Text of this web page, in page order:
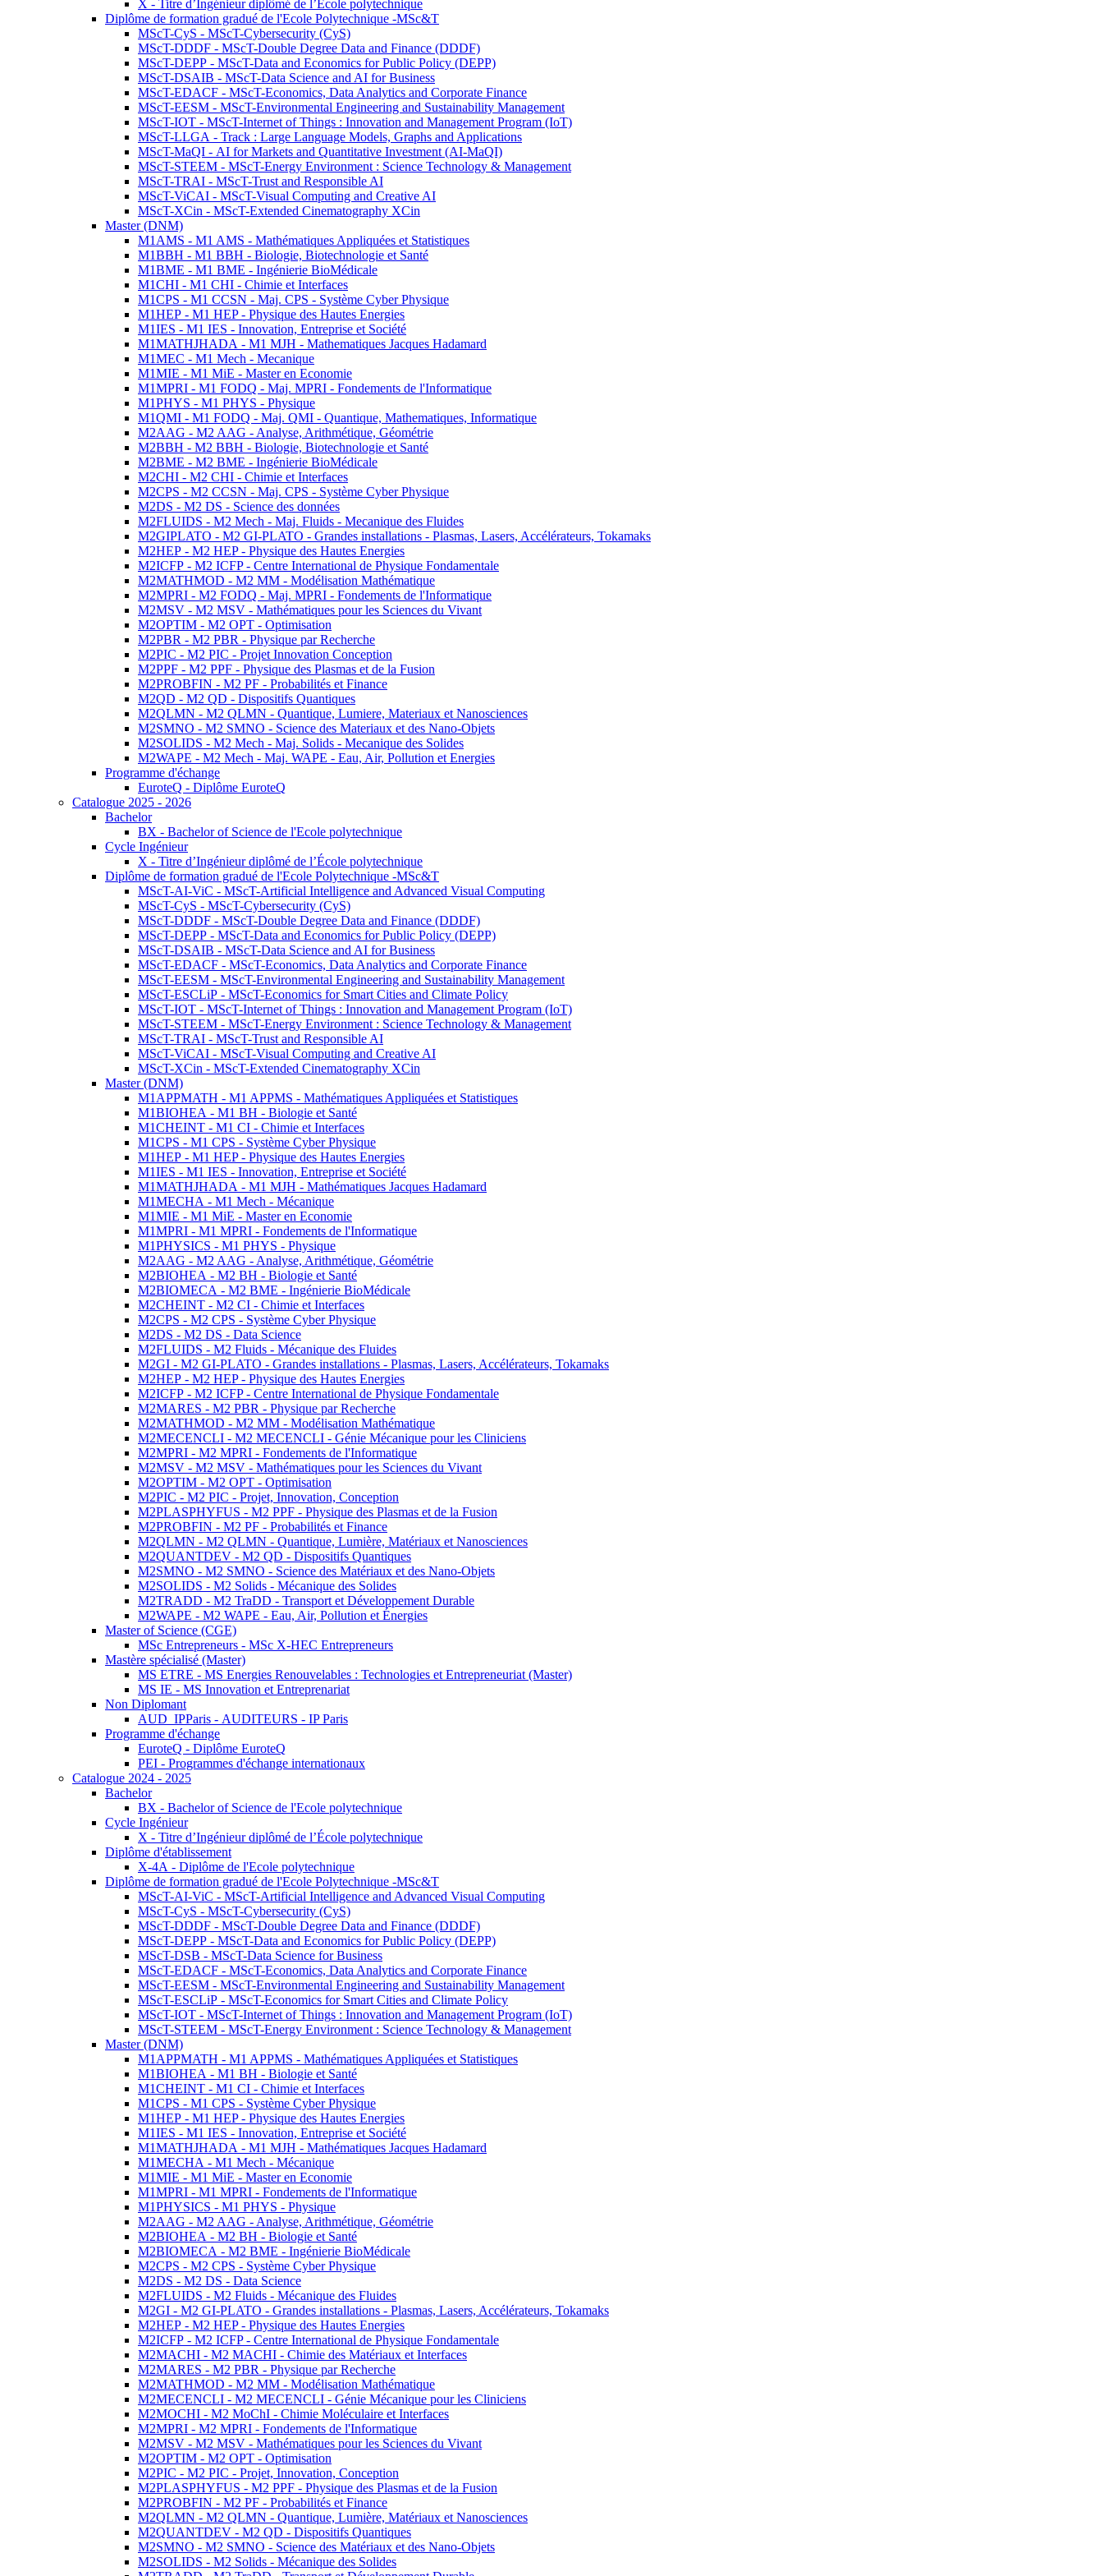
X - Titre d’Ingénieur diplômé de l’École polytechnique
Diplôme de formation gradué de l'Ecole Polytechnique -MSc&T
MScT-CyS - MScT-Cybersecurity (CyS)
MScT-DDDF - MScT-Double Degree Data and Finance (DDDF)
MScT-DEPP - MScT-Data and Economics for Public Policy (DEPP)
MScT-DSAIB - MScT-Data Science and AI for Business
MScT-EDACF - MScT-Economics, Data Analytics and Corporate Finance
MScT-EESM - MScT-Environmental Engineering and Sustainability Management
MScT-IOT - MScT-Internet of Things : Innovation and Management Program (IoT)
MScT-LLGA - Track : Large Language Models, Graphs and Applications
MScT-MaQI - AI for Markets and Quantitative Investment (AI-MaQI)
MScT-STEEM - MScT-Energy Environment : Science Technology & Management
MScT-TRAI - MScT-Trust and Responsible AI
MScT-ViCAI - MScT-Visual Computing and Creative AI
MScT-XCin - MScT-Extended Cinematography XCin
Master (DNM)
M1AMS - M1 AMS - Mathématiques Appliquées et Statistiques
M1BBH - M1 BBH - Biologie, Biotechnologie et Santé
M1BME - M1 BME - Ingénierie BioMédicale
M1CHI - M1 CHI - Chimie et Interfaces
M1CPS - M1 CCSN - Maj. CPS - Système Cyber Physique
M1HEP - M1 HEP - Physique des Hautes Energies
M1IES - M1 IES - Innovation, Entreprise et Société
M1MATHJHADA - M1 MJH - Mathematiques Jacques Hadamard
M1MEC - M1 Mech - Mecanique
M1MIE - M1 MiE - Master en Economie
M1MPRI - M1 FODQ - Maj. MPRI - Fondements de l'Informatique
M1PHYS - M1 PHYS - Physique
M1QMI - M1 FODQ - Maj. QMI - Quantique, Mathematiques, Informatique
M2AAG - M2 AAG - Analyse, Arithmétique, Géométrie
M2BBH - M2 BBH - Biologie, Biotechnologie et Santé
M2BME - M2 BME - Ingénierie BioMédicale
M2CHI - M2 CHI - Chimie et Interfaces
M2CPS - M2 CCSN - Maj. CPS - Système Cyber Physique
M2DS - M2 DS - Science des données
M2FLUIDS - M2 Mech - Maj. Fluids - Mecanique des Fluides
M2GIPLATO - M2 GI-PLATO - Grandes installations - Plasmas, Lasers, Accélérateurs, Tokamaks
M2HEP - M2 HEP - Physique des Hautes Energies
M2ICFP - M2 ICFP - Centre International de Physique Fondamentale
M2MATHMOD - M2 MM - Modélisation Mathématique
M2MPRI - M2 FODQ - Maj. MPRI - Fondements de l'Informatique
M2MSV - M2 MSV - Mathématiques pour les Sciences du Vivant
M2OPTIM - M2 OPT - Optimisation
M2PBR - M2 PBR - Physique par Recherche
M2PIC - M2 PIC - Projet Innovation Conception
M2PPF - M2 PPF - Physique des Plasmas et de la Fusion
M2PROBFIN - M2 PF - Probabilités et Finance
M2QD - M2 QD - Dispositifs Quantiques
M2QLMN - M2 QLMN - Quantique, Lumiere, Materiaux et Nanosciences
M2SMNO - M2 SMNO - Science des Materiaux et des Nano-Objets
M2SOLIDS - M2 Mech - Maj. Solids - Mecanique des Solides
M2WAPE - M2 Mech - Maj. WAPE - Eau, Air, Pollution et Energies
Programme d'échange
EuroteQ - Diplôme EuroteQ
Catalogue 2025 - 2026
Bachelor
BX - Bachelor of Science de l'Ecole polytechnique
Cycle Ingénieur
X - Titre d’Ingénieur diplômé de l’École polytechnique
Diplôme de formation gradué de l'Ecole Polytechnique -MSc&T
MScT-AI-ViC - MScT-Artificial Intelligence and Advanced Visual Computing
MScT-CyS - MScT-Cybersecurity (CyS)
MScT-DDDF - MScT-Double Degree Data and Finance (DDDF)
MScT-DEPP - MScT-Data and Economics for Public Policy (DEPP)
MScT-DSAIB - MScT-Data Science and AI for Business
MScT-EDACF - MScT-Economics, Data Analytics and Corporate Finance
MScT-EESM - MScT-Environmental Engineering and Sustainability Management
MScT-ESCLiP - MScT-Economics for Smart Cities and Climate Policy
MScT-IOT - MScT-Internet of Things : Innovation and Management Program (IoT)
MScT-STEEM - MScT-Energy Environment : Science Technology & Management
MScT-TRAI - MScT-Trust and Responsible AI
MScT-ViCAI - MScT-Visual Computing and Creative AI
MScT-XCin - MScT-Extended Cinematography XCin
Master (DNM)
M1APPMATH - M1 APPMS - Mathématiques Appliquées et Statistiques
M1BIOHEA - M1 BH - Biologie et Santé
M1CHEINT - M1 CI - Chimie et Interfaces
M1CPS - M1 CPS - Système Cyber Physique
M1HEP - M1 HEP - Physique des Hautes Energies
M1IES - M1 IES - Innovation, Entreprise et Société
M1MATHJHADA - M1 MJH - Mathématiques Jacques Hadamard
M1MECHA - M1 Mech - Mécanique
M1MIE - M1 MiE - Master en Economie
M1MPRI - M1 MPRI - Fondements de l'Informatique
M1PHYSICS - M1 PHYS - Physique
M2AAG - M2 AAG - Analyse, Arithmétique, Géométrie
M2BIOHEA - M2 BH - Biologie et Santé
M2BIOMECA - M2 BME - Ingénierie BioMédicale
M2CHEINT - M2 CI - Chimie et Interfaces
M2CPS - M2 CPS - Système Cyber Physique
M2DS - M2 DS - Data Science
M2FLUIDS - M2 Fluids - Mécanique des Fluides
M2GI - M2 GI-PLATO - Grandes installations - Plasmas, Lasers, Accélérateurs, Tokamaks
M2HEP - M2 HEP - Physique des Hautes Energies
M2ICFP - M2 ICFP - Centre International de Physique Fondamentale
M2MARES - M2 PBR - Physique par Recherche
M2MATHMOD - M2 MM - Modélisation Mathématique
M2MECENCLI - M2 MECENCLI - Génie Mécanique pour les Cliniciens
M2MPRI - M2 MPRI - Fondements de l'Informatique
M2MSV - M2 MSV - Mathématiques pour les Sciences du Vivant
M2OPTIM - M2 OPT - Optimisation
M2PIC - M2 PIC - Projet, Innovation, Conception
M2PLASPHYFUS - M2 PPF - Physique des Plasmas et de la Fusion
M2PROBFIN - M2 PF - Probabilités et Finance
M2QLMN - M2 QLMN - Quantique, Lumière, Matériaux et Nanosciences
M2QUANTDEV - M2 QD - Dispositifs Quantiques
M2SMNO - M2 SMNO - Science des Matériaux et des Nano-Objets
M2SOLIDS - M2 Solids - Mécanique des Solides
M2TRADD - M2 TraDD - Transport et Développement Durable
M2WAPE - M2 WAPE - Eau, Air, Pollution et Énergies
Master of Science (CGE)
MSc Entrepreneurs - MSc X-HEC Entrepreneurs
Mastère spécialisé (Master)
MS ETRE - MS Energies Renouvelables : Technologies et Entrepreneuriat (Master)
MS IE - MS Innovation et Entreprenariat
Non Diplomant
AUD_IPParis - AUDITEURS - IP Paris
Programme d'échange
EuroteQ - Diplôme EuroteQ
PEI - Programmes d'échange internationaux
Catalogue 2024 - 2025
Bachelor
BX - Bachelor of Science de l'Ecole polytechnique
Cycle Ingénieur
X - Titre d’Ingénieur diplômé de l’École polytechnique
Diplôme d'établissement
X-4A - Diplôme de l'Ecole polytechnique
Diplôme de formation gradué de l'Ecole Polytechnique -MSc&T
MScT-AI-ViC - MScT-Artificial Intelligence and Advanced Visual Computing
MScT-CyS - MScT-Cybersecurity (CyS)
MScT-DDDF - MScT-Double Degree Data and Finance (DDDF)
MScT-DEPP - MScT-Data and Economics for Public Policy (DEPP)
MScT-DSB - MScT-Data Science for Business
MScT-EDACF - MScT-Economics, Data Analytics and Corporate Finance
MScT-EESM - MScT-Environmental Engineering and Sustainability Management
MScT-ESCLiP - MScT-Economics for Smart Cities and Climate Policy
MScT-IOT - MScT-Internet of Things : Innovation and Management Program (IoT)
MScT-STEEM - MScT-Energy Environment : Science Technology & Management
Master (DNM)
M1APPMATH - M1 APPMS - Mathématiques Appliquées et Statistiques
M1BIOHEA - M1 BH - Biologie et Santé
M1CHEINT - M1 CI - Chimie et Interfaces
M1CPS - M1 CPS - Système Cyber Physique
M1HEP - M1 HEP - Physique des Hautes Energies
M1IES - M1 IES - Innovation, Entreprise et Société
M1MATHJHADA - M1 MJH - Mathématiques Jacques Hadamard
M1MECHA - M1 Mech - Mécanique
M1MIE - M1 MiE - Master en Economie
M1MPRI - M1 MPRI - Fondements de l'Informatique
M1PHYSICS - M1 PHYS - Physique
M2AAG - M2 AAG - Analyse, Arithmétique, Géométrie
M2BIOHEA - M2 BH - Biologie et Santé
M2BIOMECA - M2 BME - Ingénierie BioMédicale
M2CPS - M2 CPS - Système Cyber Physique
M2DS - M2 DS - Data Science
M2FLUIDS - M2 Fluids - Mécanique des Fluides
M2GI - M2 GI-PLATO - Grandes installations - Plasmas, Lasers, Accélérateurs, Tokamaks
M2HEP - M2 HEP - Physique des Hautes Energies
M2ICFP - M2 ICFP - Centre International de Physique Fondamentale
M2MACHI - M2 MACHI - Chimie des Matériaux et Interfaces
M2MARES - M2 PBR - Physique par Recherche
M2MATHMOD - M2 MM - Modélisation Mathématique
M2MECENCLI - M2 MECENCLI - Génie Mécanique pour les Cliniciens
M2MOCHI - M2 MoChI - Chimie Moléculaire et Interfaces
M2MPRI - M2 MPRI - Fondements de l'Informatique
M2MSV - M2 MSV - Mathématiques pour les Sciences du Vivant
M2OPTIM - M2 OPT - Optimisation
M2PIC - M2 PIC - Projet, Innovation, Conception
M2PLASPHYFUS - M2 PPF - Physique des Plasmas et de la Fusion
M2PROBFIN - M2 PF - Probabilités et Finance
M2QLMN - M2 QLMN - Quantique, Lumière, Matériaux et Nanosciences
M2QUANTDEV - M2 QD - Dispositifs Quantiques
M2SMNO - M2 SMNO - Science des Matériaux et des Nano-Objets
M2SOLIDS - M2 Solids - Mécanique des Solides